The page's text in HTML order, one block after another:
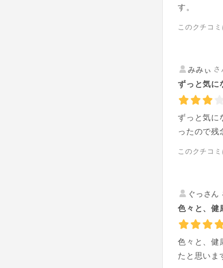
す。
このクチコ
みみぃ
ずっと気に
ずっと気に
ったので残
このクチコ
ぐっさん
色々と、健
色々と、健
たと思いま